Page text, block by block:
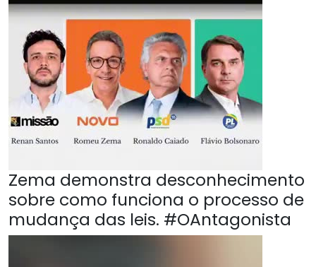
Zema demonstra desconhecimento
sobre como funciona o processo de
mudança das leis. #OAntagonista